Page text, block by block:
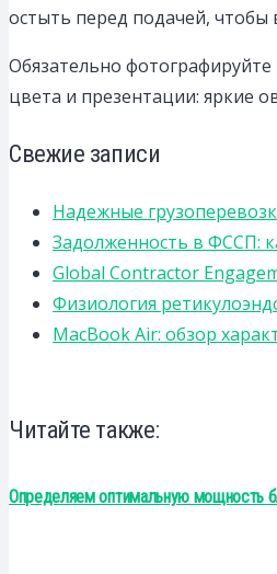
остыть перед подачей, чтобы
Обязательно
цвета и презентации: яркие
Свежие записи
Надежные
Задолженность в ФССП:
Global Contractor
Физиология
MacBook Air: обзор
Читайте также:
Определяем оптимальную мощность